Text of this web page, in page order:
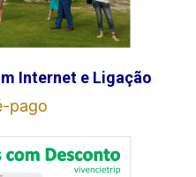
Internet e Ligação